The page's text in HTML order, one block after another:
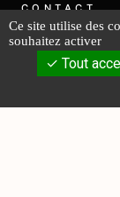
CONTACT
+33 2 40
Ce site utilise des
souhaitez activer
Tout